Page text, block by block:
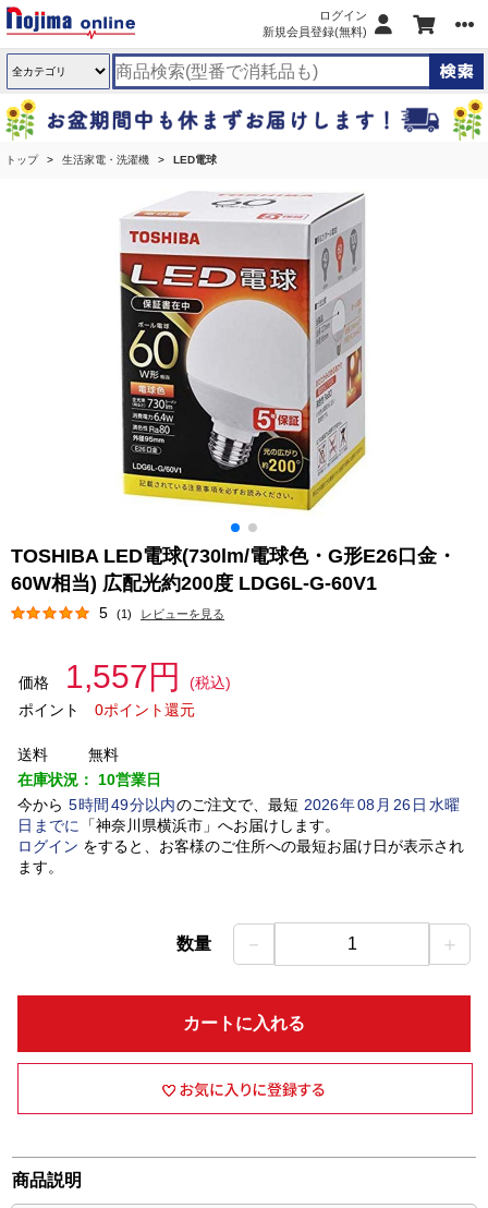
ログイン
新規会員登録(無料)
トップ 生活家電・洗濯機 LED電球
TOSHIBA LED電球(730lm/電球色・G形E26口金・
60W相当) 広配光約200度 LDG6L-G-60V1
5 (1) レビューを見る
価格 1,557円
(税込)
ポイント
0ポイント還元
送料
無料
在庫状況： 10営業日
今から 5時間 49分以内のご注文で、最短 2026年08 月 26日水曜
日 までに 「神奈川県横浜市」 へお届けします。
ログイン をすると、お客様のご住所への最短お届け日が表示され
ます。
数量 － 1 ＋
カートに入れる
商品説明